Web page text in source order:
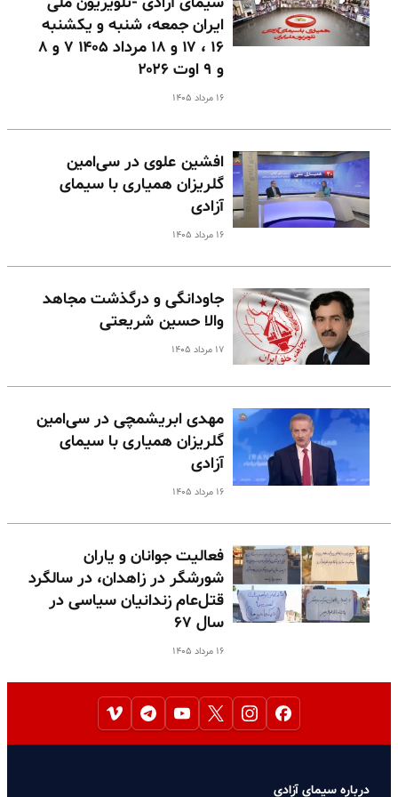
ایران جمعه، شنبه و یکشنبه
۱۶ ، ۱۷ و ۱۸ مرداد ۱۴۰۵ ۷ و ۸
و ۹ اوت ۲۰۲۶
۱۶ مرداد ۱۴۰۵
افشین علوی در سی‌امین
گلریزان همیاری با سیمای
آزادی
۱۶ مرداد ۱۴۰۵
جاودانگی و درگذشت مجاهد
والا حسین شریعتی
۱۷ مرداد ۱۴۰۵
مهدی ابریشمچی در سی‌امین
گلریزان همیاری با سیمای
آزادی
۱۶ مرداد ۱۴۰۵
فعالیت جوانان و یاران
شورشگر در زاهدان، در سالگرد
قتل‌عام زندانیان سیاسی در
سال ۶۷
۱۶ مرداد ۱۴۰۵
درباره سیمای آزادی